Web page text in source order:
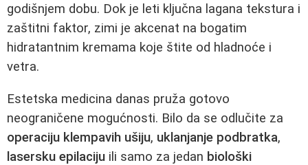
godišnjem dobu. Dok je leti ključna lagana tekstura i
zaštitni faktor, zimi je akcenat na bogatim
hidratantnim kremama koje štite od hladnoće i
vetra.
Estetska medicina danas pruža gotovo
neograničene mogućnosti. Bilo da se odlučite za
operaciju klempavih ušiju, uklanjanje podbratka,
lasersku epilaciju ili samo za jedan biološki